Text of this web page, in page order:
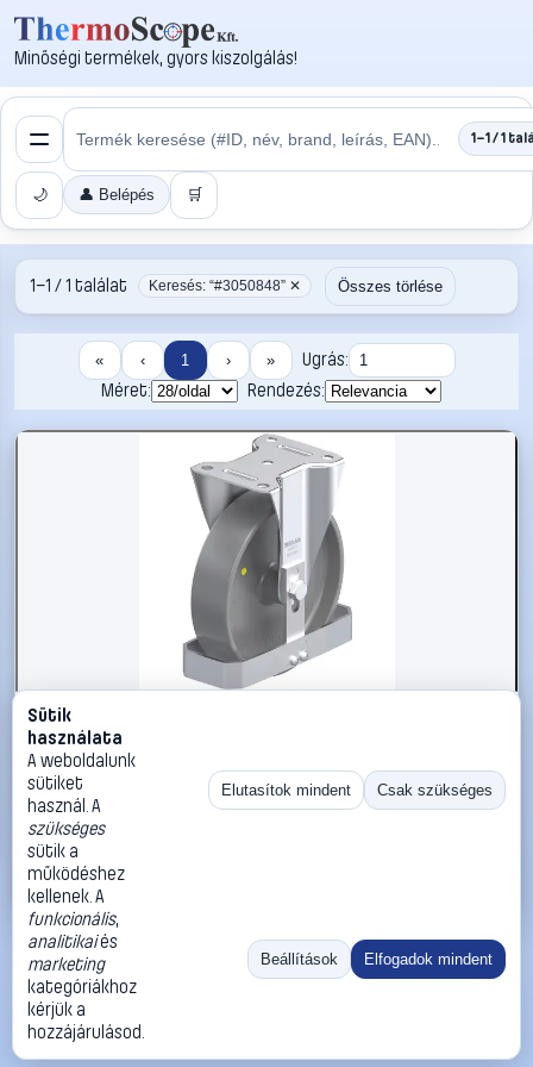
Minőségi termékek, gyors kiszolgálás!
1–1 / 1
🌙 👤 Belépés 🛒
1–1 / 1 találat Keresés: “#3050848” ✕ Összes törlése
« ‹ 1 › »
Ugrás:
Méret:
Rendezés:
#3050848
Blickle 939756 B-PO 200G-ELS-FS Acéllemez rögzített
görgő KerékØ: 200 mm Teherbírás (max.): 400 kg 1 db
Blickle Görgők, kerekek
64 990 Ft
Kosárba
«
Ugrás:
Méret:
Rendezés:
©2026
ThermoScope
ÁSZF
Cégbemutató
Sütik
használata
A weboldalunk
sütiket
használ. A
szükséges
sütik a
működéshez
kellenek. A
funkcionális,
analitikaiés
marketing
kategóriákhoz
kérjük a
hozzájárulásod.
Elutasítok mindent Csak szükséges
Beállítások Elfogadok mindent